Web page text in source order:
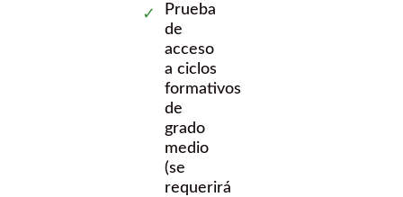
Prueba
de
acceso
a ciclos
formativos
de
grado
medio
(se
requerirá